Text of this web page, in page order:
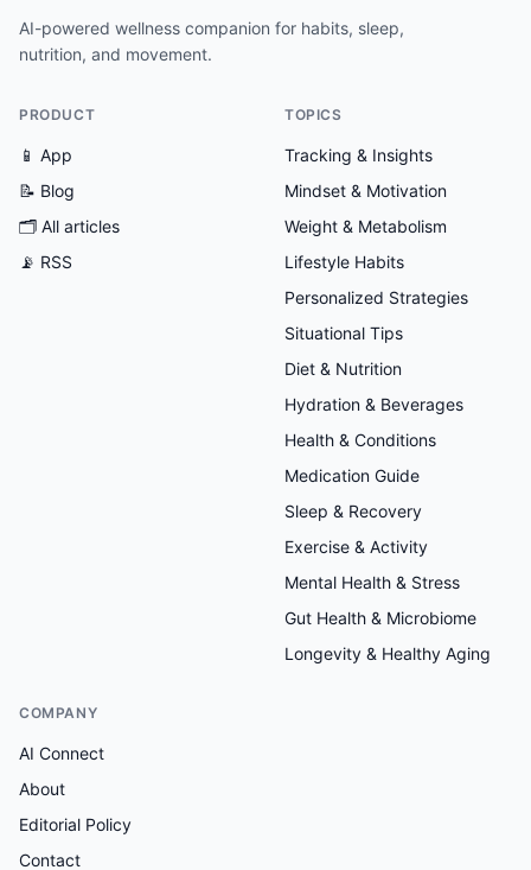
AI-powered wellness companion for habits, sleep,
nutrition, and movement.
PRODUCT
📱 App
📝 Blog
🗂 All articles
📡 RSS
TOPICS
Tracking & Insights
Mindset & Motivation
Weight & Metabolism
Lifestyle Habits
Personalized Strategies
Situational Tips
Diet & Nutrition
Hydration & Beverages
Health & Conditions
Medication Guide
Sleep & Recovery
Exercise & Activity
Mental Health & Stress
Gut Health & Microbiome
Longevity & Healthy Aging
COMPANY
AI Connect
About
Editorial Policy
Contact